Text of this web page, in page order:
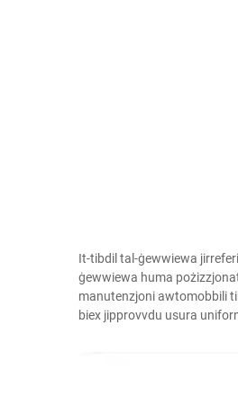
It-tibdil tal-ġewwiewa
ġewwiewa huma
manutenzjoni awtomobbili
biex jipprovvdu usura